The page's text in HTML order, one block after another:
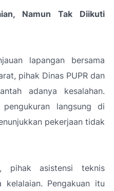
Namun Tak Diikuti
lapangan bersama
pihak Dinas PUPR dan
adanya kesalahan.
langsung di
pekerjaan tidak
pihak asistensi teknis
kelalaian. Pengakuan itu